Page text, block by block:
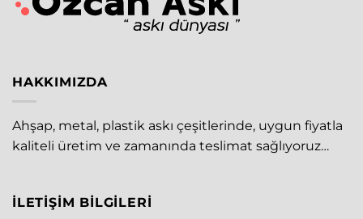
HAKKIMIZDA
Ahşap, metal, plastik askı çeşitlerinde, uygun fiyatla
kaliteli üretim ve zamanında teslimat sağlıyoruz…
İLETIŞIM BILGILERI